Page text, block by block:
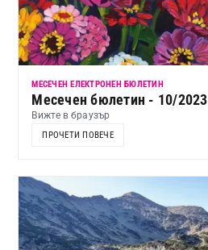
МЕСЕЧЕН ЕЛЕКТРОНЕН БЮЛЕТИН
Месечен бюлетин - 10/2023
Вижте в браузър
ПРОЧЕТИ ПОВЕЧЕ